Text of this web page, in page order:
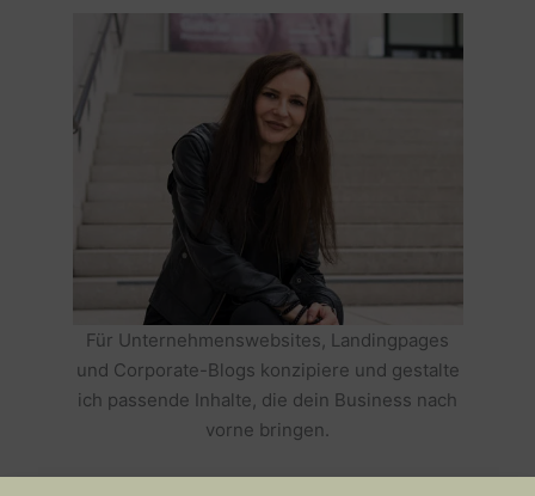
Für Unternehmenswebsites, Landingpages
und Corporate-Blogs konzipiere und gestalte
ich passende Inhalte, die dein Business nach
vorne bringen.